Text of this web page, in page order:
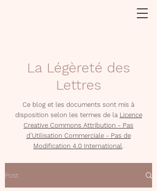
La Légèreté des
Lettres
Ce blog et les documents sont mis à
disposition selon les termes de la Licence
Creative Commons Attribution - Pas
d'Utilisation Commerciale - Pas de
Modification 4.0 International.
Post